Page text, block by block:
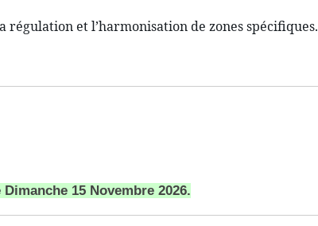
et l’harmonisation de zones spécifiques.
15 Novembre 2026.